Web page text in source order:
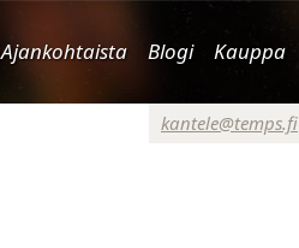
Ajankohtaista Blogi Kauppa
kantele@temps.fi